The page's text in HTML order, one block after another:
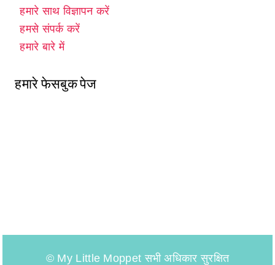
हमारे साथ विज्ञापन करें
हमसे संपर्क करें
हमारे बारे में
हमारे फेसबुक पेज
© My Little Moppet सभी अधिकार सुरक्षित